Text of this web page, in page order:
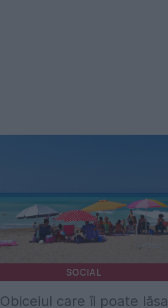
SOCIAL
Obiceiul care îi poate lăsa